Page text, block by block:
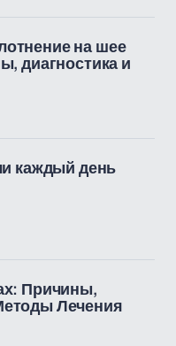
на шее
диагностика и
каждый день
Причины,
Лечения